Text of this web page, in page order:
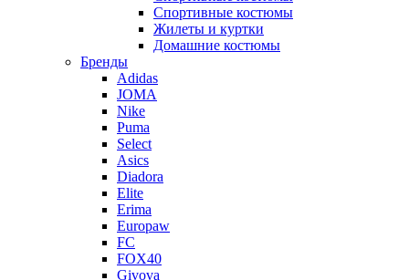
Спортивные костюмы
Жилеты и куртки
Домашние костюмы
Бренды
Adidas
JOMA
Nike
Puma
Select
Asics
Diadora
Elite
Erima
Europaw
FC
FOX40
Givova